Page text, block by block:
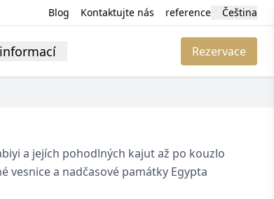
Blog Kontaktujte nás reference Čeština
Rezervace
a jejích pohodlných kajut až po kouzlo
vesnice a nadčasové památky Egypta